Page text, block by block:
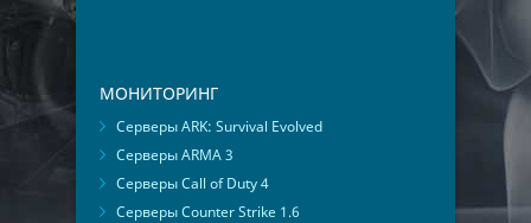
МОНИТОРИНГ
Серверы ARK: Survival Evolved
Серверы ARMA 3
Серверы Call of Duty 4
Серверы Counter Strike 1.6